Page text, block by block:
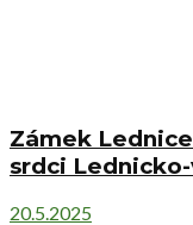
Zámek
srdci
20.5.2025